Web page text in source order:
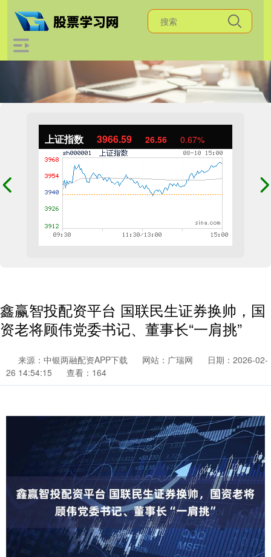
上证指数 3966.59 26.56 0.67%
鑫赢智投配资平台 国联民生证券换帅，国
资老将顾伟党委书记、董事长“一肩挑”
来源：中银两融配资APP下载 网站：广瑞网
日期：2026-02-
26 14:54:15
查看：164